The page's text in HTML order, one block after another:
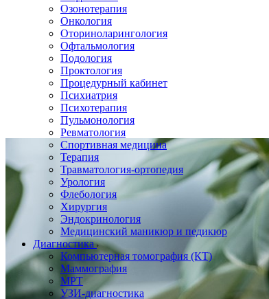
Озонотерапия
Онкология
Оториноларингология
Офтальмология
Подология
Проктология
Процедурный кабинет
Психиатрия
Психотерапия
Пульмонология
Ревматология
Спортивная медицина
Терапия
Травматология-ортопедия
Урология
Флебология
Хирургия
Эндокринология
Медицинский маникюр и педикюр
Диагностика
Компьютерная томография (КТ)
Маммография
МРТ
УЗИ-диагностика